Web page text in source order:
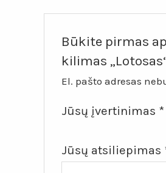
Būkite pirmas
kilimas
El. pašto adresas
Jūsų įvertinimas *
Jūsų atsiliepimas